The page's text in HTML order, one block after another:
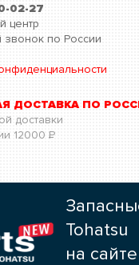
02-27
центр
звонок по России
ДОСТАВКА ПО
доставки
12000 Р
Tohatsu
на сайте